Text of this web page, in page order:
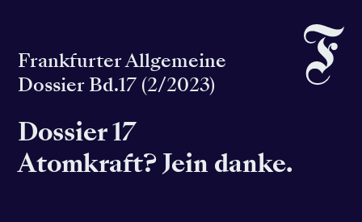
Frankfurter Allgemeine
Dossier Bd.17 (2/2023)
Dossier 17
Atomkraft? Jein danke.